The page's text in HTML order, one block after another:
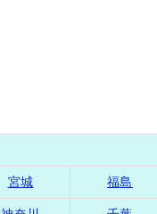
宮城 福島